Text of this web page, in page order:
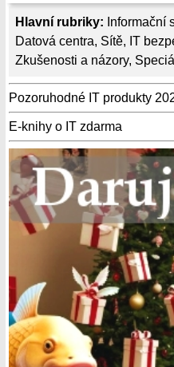
Hlavní rubriky: Informační
Datová centra, Sítě, IT
Zkušenosti a názory,
Pozoruhodné IT produkty
E-knihy o IT zdarma